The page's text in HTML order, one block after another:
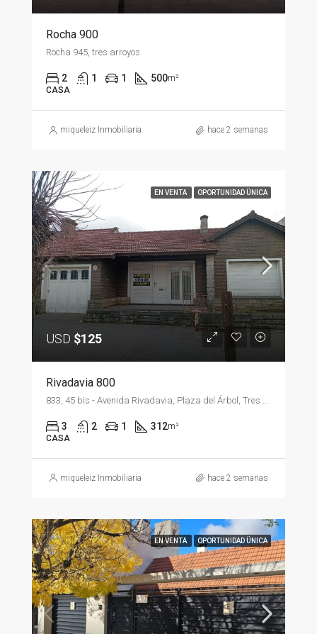
Rocha 900
Rocha 945, tres arroyos
2 1 1 500m²
CASA
miqueleiz Inmobiliaria hace 2 semanas
EN VENTA OPORTUNIDAD ÜNICA
USD $125
Rivadavia 800
3 2 1 312m²
CASA
miqueleiz Inmobiliaria hace 2 semanas
EN VENTA OPORTUNIDAD ÜNICA